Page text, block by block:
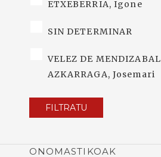
ETXEBERRIA, Igone
SIN DETERMINAR
VELEZ DE MENDIZABAL
AZKARRAGA, Josemari
FILTRATU
ONOMASTIKOAK